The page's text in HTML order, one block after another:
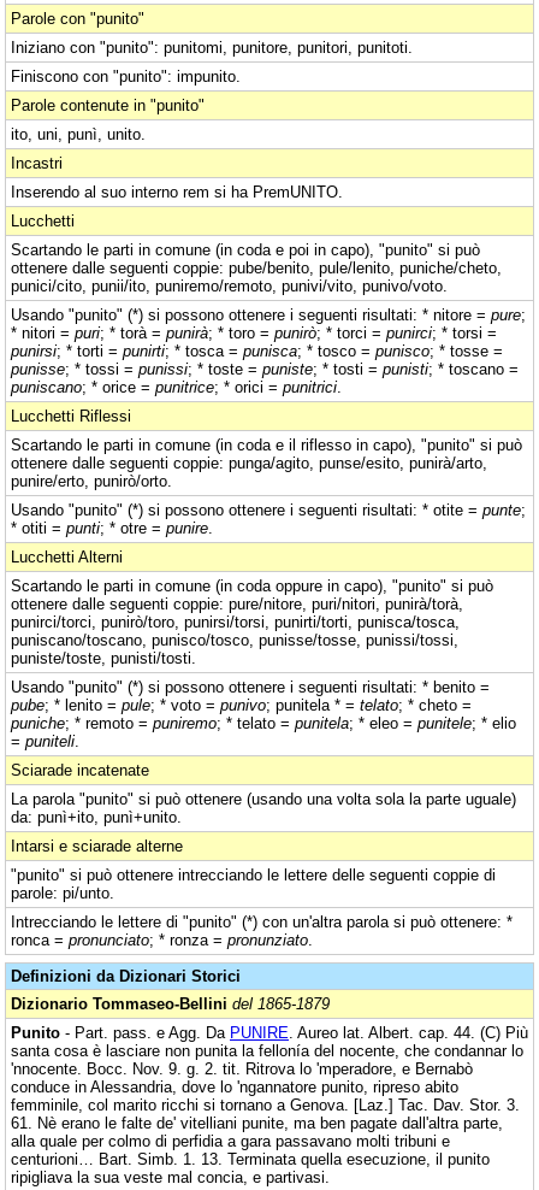
Parole con "punito"
Iniziano con "punito": punitomi, punitore, punitori, punitoti.
Finiscono con "punito": impunito.
Parole contenute in "punito"
ito, uni, punì, unito.
Incastri
Inserendo al suo interno rem si ha PremUNITO.
Lucchetti
Scartando le parti in comune (in coda e poi in capo), "punito" si può
ottenere dalle seguenti coppie: pube/benito, pule/lenito, puniche/cheto,
punici/cito, punii/ito, puniremo/remoto, punivi/vito, punivo/voto.
Usando "punito" (*) si possono ottenere i seguenti risultati: * nitore = pure;
* nitori = puri; * torà = punirà; * toro = punirò; * torci = punirci; * torsi =
punirsi; * torti = punirti; * tosca = punisca; * tosco = punisco; * tosse =
punisse; * tossi = punissi; * toste = puniste; * tosti = punisti; * toscano =
puniscano; * orice = punitrice; * orici = punitrici
Lucchetti Riflessi
Scartando le parti in comune (in coda e il riflesso in capo), "punito" si può
ottenere dalle seguenti coppie: punga/agito, punse/esito, punirà/arto,
punire/erto, punirò/orto.
Usando "punito" (*) si possono ottenere i seguenti risultati: * otite = punte;
* otiti = punti; * otre = punire
Lucchetti Alterni
Scartando le parti in comune (in coda oppure in capo), "punito" si può
ottenere dalle seguenti coppie: pure/nitore, puri/nitori, punirà/torà,
punirci/torci, punirò/toro, punirsi/torsi, punirti/torti, punisca/tosca,
puniscano/toscano, punisco/tosco, punisse/tosse, punissi/tossi,
puniste/toste, punisti/tosti.
Usando "punito" (*) si possono ottenere i seguenti risultati: * benito =
pube; * lenito = pule; * voto = punivo; punitela * = telato; * cheto =
puniche; * remoto = puniremo; * telato = punitela; * eleo = punitele; * elio
= puniteli
Sciarade incatenate
La parola "punito" si può ottenere (usando una volta sola la parte uguale)
da: punì+ito, punì+unito.
Intarsi e sciarade alterne
"punito" si può ottenere intrecciando le lettere delle seguenti coppie di
parole: pi/unto.
Intrecciando le lettere di "punito" (*) con un'altra parola si può ottenere: *
ronca = pronunciato; * ronza = pronunziato
Definizioni da Dizionari Storici
Dizionario Tommaseo-Bellini del 1865-1879
Punito - Part. pass. e Agg. Da PUNIRE . Aureo lat. Albert. cap. 44. (C) Più
santa cosa è lasciare non punita la fellonía del nocente, che condannar lo
'nnocente. Bocc. Nov. 9. g. 2. tit. Ritrova lo 'mperadore, e Bernabò
conduce in Alessandria, dove lo 'ngannatore punito, ripreso abito
femminile, col marito ricchi si tornano a Genova. [Laz.] Tac. Dav. Stor. 3.
61. Nè erano le falte de' vitelliani punite, ma ben pagate dall'altra parte,
alla quale per colmo di perfidia a gara passavano molti tribuni e
centurioni… Bart. Simb. 1. 13. Terminata quella esecuzione, il punito
ripigliava la sua veste mal concia, e partivasi.